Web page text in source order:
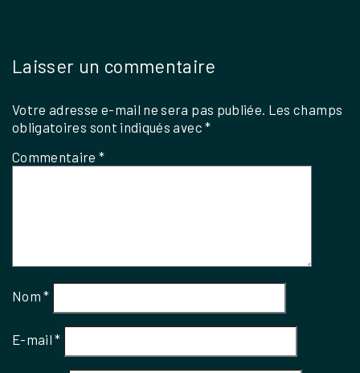
Laisser un commentaire
Votre adresse e-mail ne sera pas publiée. Les champs
obligatoires sont indiqués avec*
Commentaire*
Nom*
E-mail*